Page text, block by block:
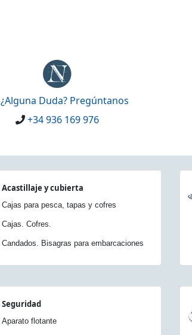
¿Alguna Duda? Pregúntanos
+34 936 169 976
Acastillaje y cubierta
Cajas para pesca, tapas y cofres
Cajas. Cofres.
Candados. Bisagras para embarcaciones
Seguridad
Aparato flotante